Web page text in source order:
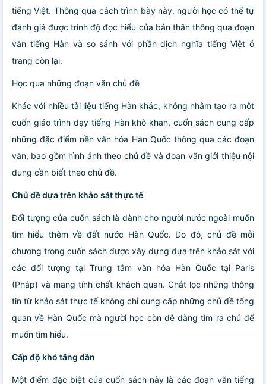
tiếng Việt. Thông qua cách trình bày này, người học có thể tự
đánh giá được trình độ đọc hiểu của bản thân thông qua đoạn
văn tiếng Hàn và so sánh với phần dịch nghĩa tiếng Việt ở
trang còn lại.
Học qua những đoạn văn chủ đề
Khác với nhiều tài liệu tiếng Hàn khác, không nhằm tạo ra một
cuốn giáo trình dạy tiếng Hàn khô khan, cuốn sách cung cấp
những đặc điểm nền văn hóa Hàn Quốc thông qua các đoạn
văn, bao gồm hình ảnh theo chủ đề và đoạn văn giới thiệu nội
dung cần biết theo chủ đề.
Chủ đề dựa trên khảo sát thực tế
Đối tượng của cuốn sách là dành cho người nước ngoài muốn
tìm hiểu thêm về đất nước Hàn Quốc. Do đó, chủ đề mỗi
chương trong cuốn sách được xây dựng dựa trên khảo sát với
các đối tượng tại Trung tâm văn hóa Hàn Quốc tại Paris
(Pháp) và mang tính chất khách quan. Chắt lọc những thông
tin từ khảo sát thực tế không chỉ cung cấp những chủ đề tổng
quan về Hàn Quốc mà người học còn dễ dàng tìm ra chủ để
muốn tìm hiểu.
Cấp độ khó tăng dần
Một điểm đặc biệt của cuốn sách này là các đoạn văn tiếng